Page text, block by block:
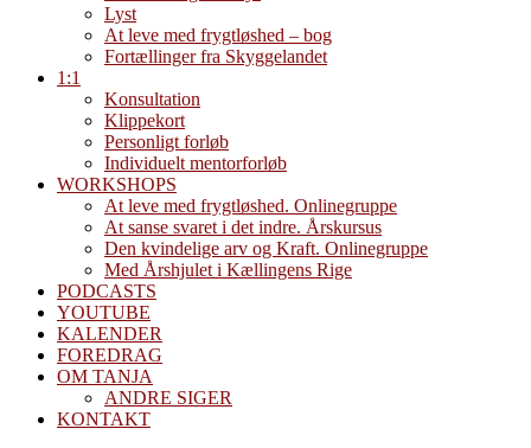
Lyst
At leve med frygtløshed – bog
Fortællinger fra Skyggelandet
1:1
Konsultation
Klippekort
Personligt forløb
Individuelt mentorforløb
WORKSHOPS
At leve med frygtløshed. Onlinegruppe
At sanse svaret i det indre. Årskursus
Den kvindelige arv og Kraft. Onlinegruppe
Med Årshjulet i Kællingens Rige
PODCASTS
YOUTUBE
KALENDER
FOREDRAG
OM TANJA
ANDRE SIGER
KONTAKT